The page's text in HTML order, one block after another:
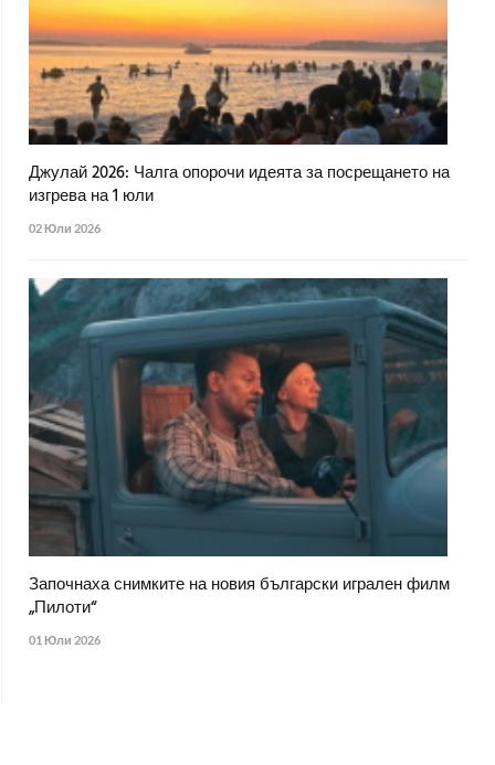
Джулай 2026: Чалга опорочи идеята за посрещането на
изгрева на 1 юли
02 Юли 2026
Започнаха снимките на новия български игрален филм
„Пилоти“
01 Юли 2026